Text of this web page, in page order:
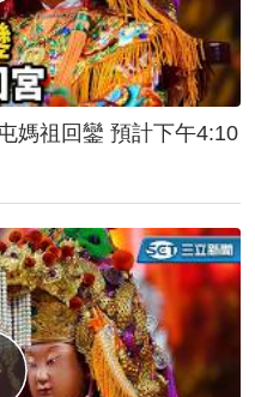
預計下午4:10